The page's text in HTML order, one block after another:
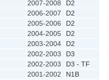
2007-2008
D2
2006-2007
D2
2005-2006
D2
2004-2005
D2
2003-2004
D2
2002-2003
D3
2002-2003
D3 - TF
2001-2002
N1B